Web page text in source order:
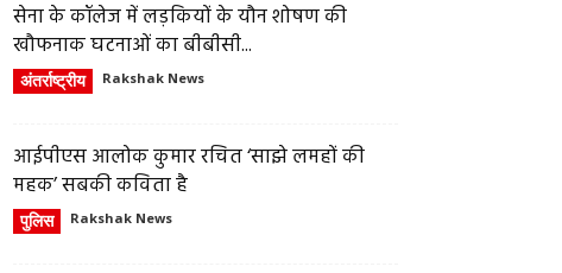
सेना के कॉलेज में लड़कियों के यौन शोषण की
खौफनाक घटनाओं का बीबीसी...
अंतर्राष्ट्रीय Rakshak News
आईपीएस आलोक कुमार रचित ‘साझे लमहों की
महक’ सबकी कविता है
पुलिस Rakshak News